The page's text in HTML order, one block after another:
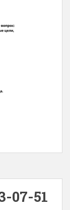
07-51